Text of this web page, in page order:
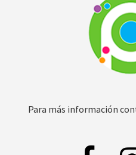
Para más información